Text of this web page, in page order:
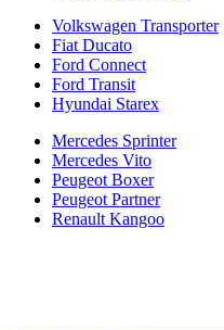
Volkswagen Transporter
Fiat Ducato
Ford Connect
Ford Transit
Hyundai Starex
Mercedes Sprinter
Mercedes Vito
Peugeot Boxer
Peugeot Partner
Renault Kangoo